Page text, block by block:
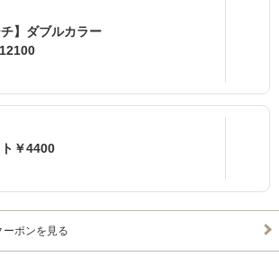
チ】ダブルカラー
￥4400
ーポンを見る